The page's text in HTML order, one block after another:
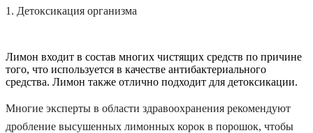
1. Детоксикация организма
Лимон входит в состав многих чистящих средств по причине
того, что используется в качестве антибактериального
средства. Лимон также отлично подходит для детоксикации.
Многие эксперты в области здравоохранения рекомендуют
дробление высушенных лимонных корок в порошок, чтобы